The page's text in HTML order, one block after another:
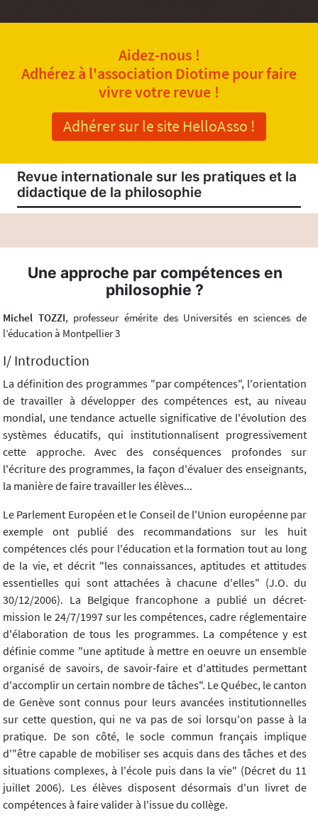
Aidez-nous !
Adhérez à l'association Diotime pour faire
vivre votre revue !
Adhérer sur le site HelloAsso !
Revue internationale sur les pratiques et la
didactique de la philosophie
Une approche par compétences en
philosophie ?
Michel TOZZI, professeur émérite des Universités en sciences de
l’éducation à Montpellier 3
I/ Introduction
La définition des programmes "par compétences", l'orientation
de travailler à développer des compétences est, au niveau
mondial, une tendance actuelle significative de l'évolution des
systèmes éducatifs, qui institutionnalisent progressivement
cette approche. Avec des conséquences profondes sur
l'écriture des programmes, la façon d'évaluer des enseignants,
la manière de faire travailler les élèves...
Le Parlement Européen et le Conseil de l'Union européenne par
exemple ont publié des recommandations sur les huit
compétences clés pour l'éducation et la formation tout au long
de la vie, et décrit "les connaissances, aptitudes et attitudes
essentielles qui sont attachées à chacune d'elles" (J.O. du
30/12/2006). La Belgique francophone a publié un décret-
mission le 24/7/1997 sur les compétences, cadre réglementaire
d'élaboration de tous les programmes. La compétence y est
définie comme "une aptitude à mettre en oeuvre un ensemble
organisé de savoirs, de savoir-faire et d'attitudes permettant
d'accomplir un certain nombre de tâches". Le Québec, le canton
de Genève sont connus pour leurs avancées institutionnelles
sur cette question, qui ne va pas de soi lorsqu'on passe à la
pratique. De son côté, le socle commun français implique
d'"être capable de mobiliser ses acquis dans des tâches et des
situations complexes, à l'école puis dans la vie" (Décret du 11
juillet 2006). Les élèves disposent désormais d'un livret de
compétences à faire valider à l'issue du collège.